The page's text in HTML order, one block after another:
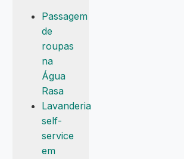
Passagem
de
roupas
na
Água
Rasa
Lavanderia
self-
service
em